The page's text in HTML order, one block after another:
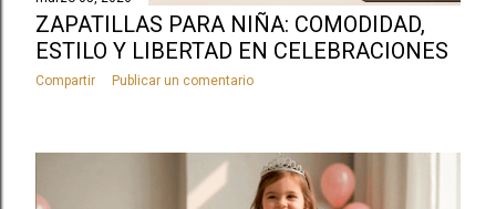
ZAPATILLAS PARA NIÑA: COMODIDAD,
ESTILO Y LIBERTAD EN CELEBRACIONES
Compartir Publicar un comentario